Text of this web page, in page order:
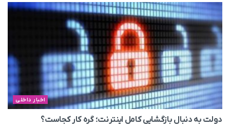
اخبار داخلی
دولت به دنبال بازگشایی کامل اینترنت؛ گره کار کجاست؟